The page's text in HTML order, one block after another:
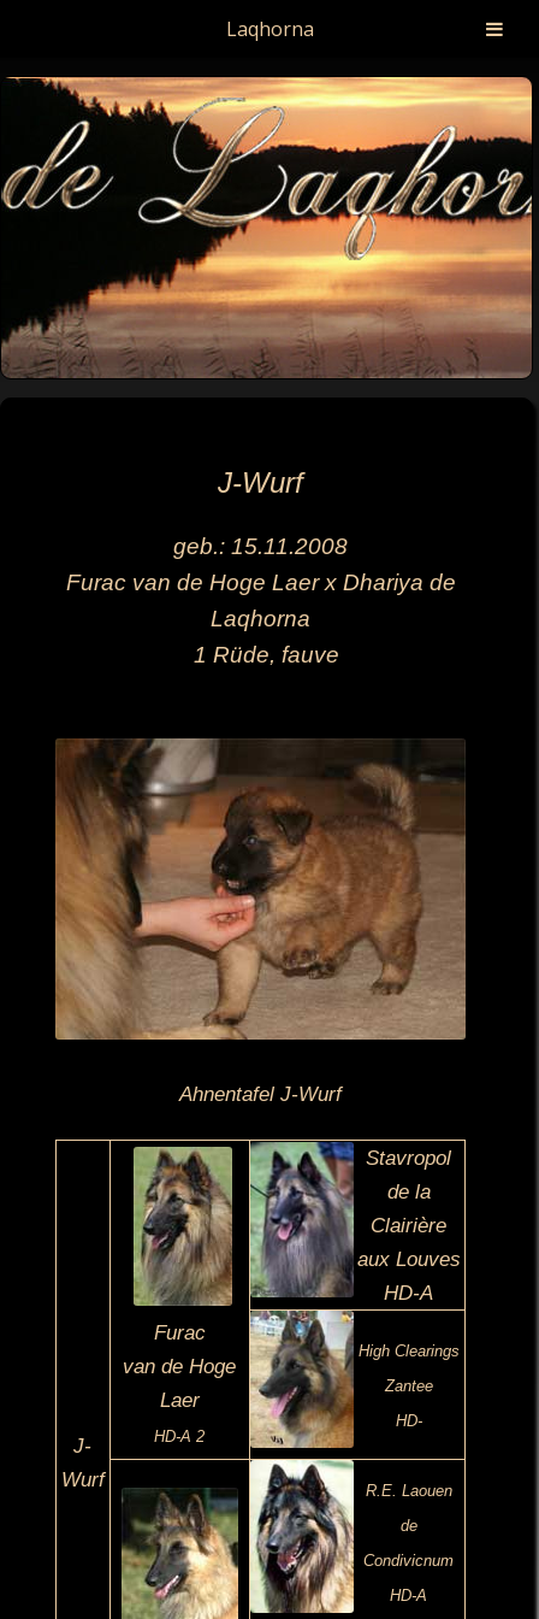
J-Wurf
geb.: 15.11.2008
Furac van de Hoge Laer x Dhariya de
Laqhorna
1 Rüde, fauve
Ahnentafel J-Wurf
J-
Wurf
Furac
van de Hoge
Laer
HD-A 2
Stavropol
de la
Clairière
aux Louves
HD-A
High Clearings
Zantee
HD-
R.E. Laouen
de
Condivicnum
HD-A
Laqhorna